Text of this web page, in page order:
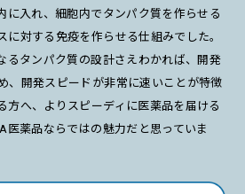
に入れ、細胞内でタンパク質を作らせる
に対する免疫を作らせる仕組みでした。
るタンパク質の設計さえわかれば、開発
、開発スピードが非常に速いことが特徴
方へ、よりスピーディに医薬品を届ける
医薬品ならではの魅力だと思っていま